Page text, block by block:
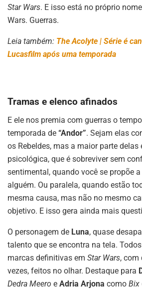
Star Wars. E isso está no próprio
Wars. Guerras.
Leia também: The Acolyte | Série é
Lucasfilm após uma temporada
Tramas e elenco afinados
E ele nos premia com guerras o
temporada de “Andor”. Sejam elas
os Rebeldes, mas a maior parte delas
psicológica, que é sobreviver sem
sentimental, quando você se propõe
alguém. Ou paralela, quando estão
mesma causa, mas não no mesmo
objetivo. E isso gera ainda mais
O personagem de Luna, quase
talento que se encontra na tela.
marcas definitivas em Star Wars, com
vezes, feitos no olhar. Destaque para
Dedra Meero e Adria Arjona como Bix